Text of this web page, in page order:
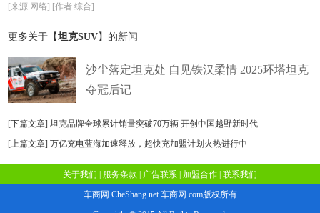
[来源 网络] [作者 综合]
更多关于【坦克SUV】的新闻
沙尘落定坦克处 自见铁汉柔情 2025环塔坦克
夺冠后记
[下篇文章]坦克品牌全球累计销量突破70万辆 开创中国越野新时代
[上篇文章]万亿充电蓝海加速释放，超快充加盟计划火热进行中
关于我们 服务条款 广告联系 加盟合作 联系我们
车商网 CheShang.net 车商网.com版权所有